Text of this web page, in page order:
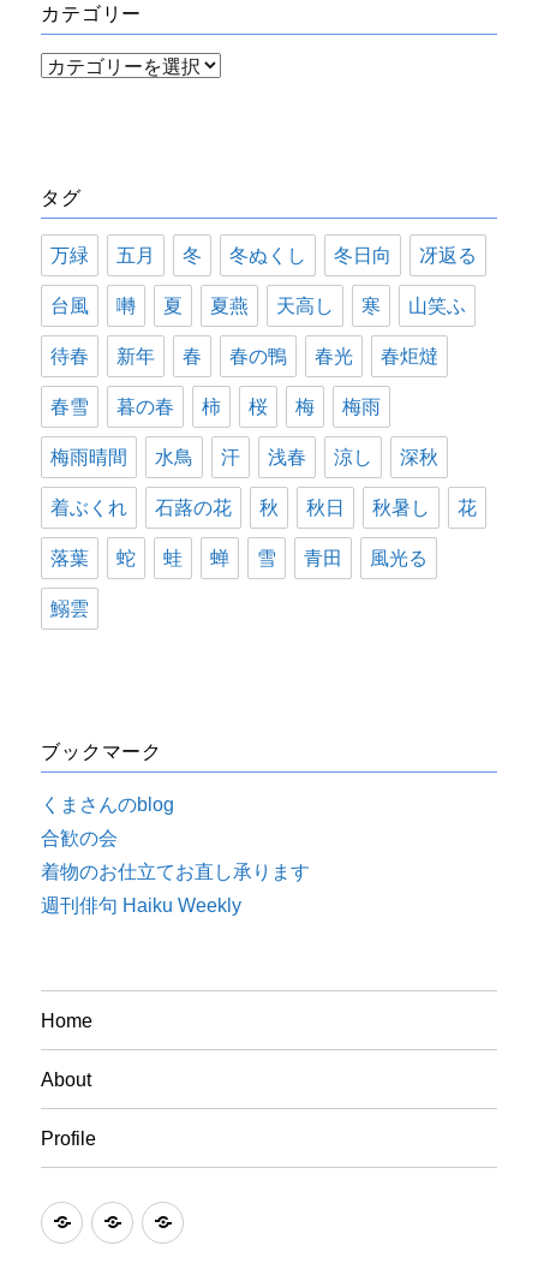
ブ
カテゴリー
カ
ー
タグ
万緑 五月 冬 冬ぬくし 冬日向 冴返る
台風 囀 夏 夏燕 天高し 寒 山笑ふ
待春 新年 春 春の鴨 春光 春炬燵
春雪 暮の春 柿 桜 梅 梅雨
梅雨晴間 水鳥 汗 浅春 涼し 深秋
着ぶくれ 石蕗の花 秋 秋日 秋暑し 花
落葉 蛇 蛙 蝉 雪 青田 風光る
鰯雲
ブックマーク
くまさんのblog
合歓の会
着物のお仕立てお直し承ります
週刊俳句 Haiku Weekly
Home
About
Profile
HomeAboutProfile